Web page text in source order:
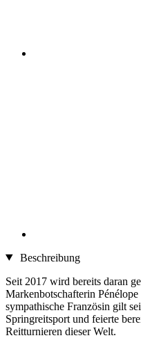
Beschreibung
Seit 2017 wird bereits daran
Markenbotschafterin
sympathische Französin gilt
Springreitsport und feierte
Reitturnieren dieser Welt.